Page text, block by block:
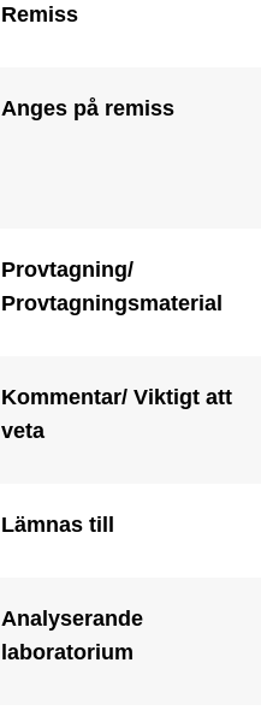
Remiss
Anges på remiss
Provtagning/
Provtagningsmaterial
Kommentar/ Viktigt att
veta
Lämnas till
Analyserande
laboratorium